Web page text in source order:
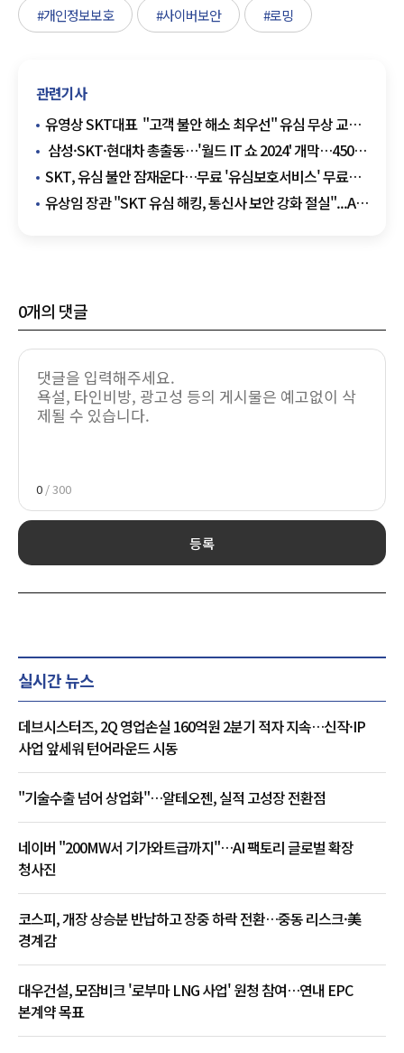
#개인정보보호 #사이버보안 #로밍
관련기사
유영상 SKT대표 "고객 불안 해소 최우선" 유심 무상 교체
전격 결정 (종합)
삼성·SKT·현대차 총출동…'월드 IT 쇼 2024' 개막…450개
기업 최신 ICT 기술 선보여
SKT, 유심 불안 잠재운다…무료 '유심보호서비스' 무료
가입하세요
유상임 장관 "SKT 유심 해킹, 통신사 보안 강화 절실"...AI
0개의 댓글
0 / 300
등록
실시간 뉴스
데브시스터즈, 2Q 영업손실 160억원 2분기 적자 지속…신작·IP
사업 앞세워 턴어라운드 시동
"기술수출 넘어 상업화"…알테오젠, 실적 고성장 전환점
네이버 "200MW서 기가와트급까지"…AI 팩토리 글로벌 확장
청사진
코스피, 개장 상승분 반납하고 장중 하락 전환…중동 리스크·美
경계감
대우건설, 모잠비크 '로부마 LNG 사업' 원청 참여…연내 EPC
본계약 목표